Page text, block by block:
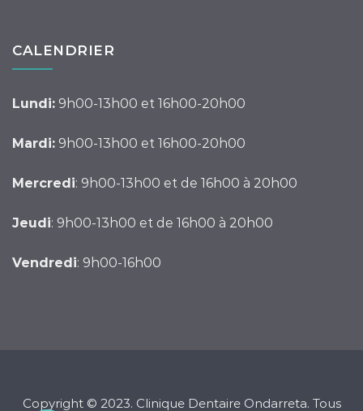
CALENDRIER
Lundi: 9h00-13h00 et 16h00-20h00
Mardi: 9h00-13h00 et 16h00-20h00
Mercredi: 9h00-13h00 et de 16h00 à 20h00
Jeudi: 9h00-13h00 et de 16h00 à 20h00
Vendredi: 9h00-16h00
Copyright © 2023. Clinique Dentaire Ondarreta. Tous